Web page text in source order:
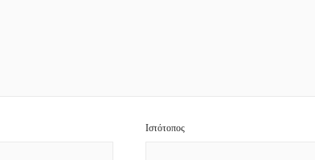
Ιστότοπος